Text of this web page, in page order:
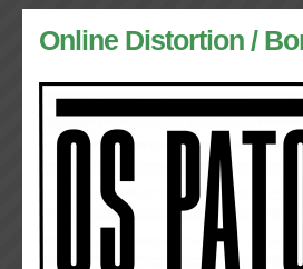
Online Distortion /